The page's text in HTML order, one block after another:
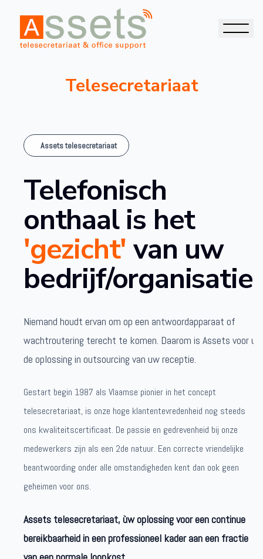
Telesecretariaat
Assets telesecretariaat
Telefonisch
onthaal is het
'gezicht'van uw
bedrijf/organisatie.
Niemand houdt ervan om op een antwoordapparaat of
wachtroutering terecht te komen. Daarom is Assets voor u
de oplossing in outsourcing van uw receptie.
Gestart begin 1987 als Vlaamse pionier in het concept
telesecretariaat, is onze hoge klantentevredenheid nog steeds
ons kwaliteitscertificaat. De passie en gedrevenheid bij onze
medewerkers zijn als een 2de natuur. Een correcte vriendelijke
beantwoording onder alle omstandigheden kent dan ook geen
geheimen voor ons.
Assets telesecretariaat, ùw oplossing voor een continue
bereikbaarheid in een professioneel kader aan een fractie